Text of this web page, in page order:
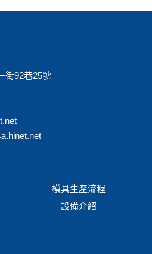
街92巷25號
模具生產流程
設備介紹